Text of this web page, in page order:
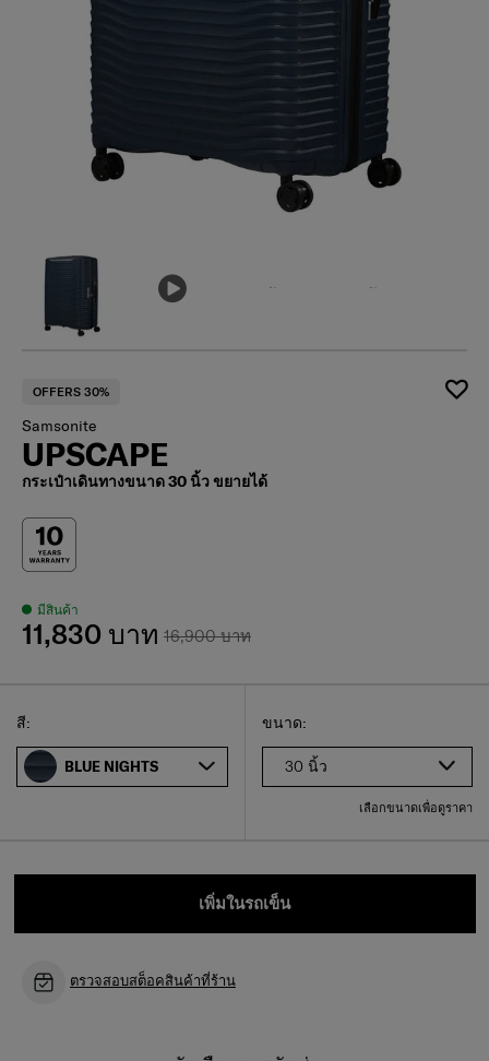
OFFERS 30%
Samsonite
UPSCAPE
กระเป๋าเดินทางขนาด 30 นิ้ว ขยายได้
มีสินค้า
16,900 บาท
11,830 บาท
เลือกขนาดของคุณ
Select
ขนาด:
30 นิ้ว
เลือกขนาดเพื่อดูราคา
Select
สี:
BLUE NIGHTS
เพิ่มในรถเข็น
ตรวจสอบสต็อคสินค้าที่ร้าน